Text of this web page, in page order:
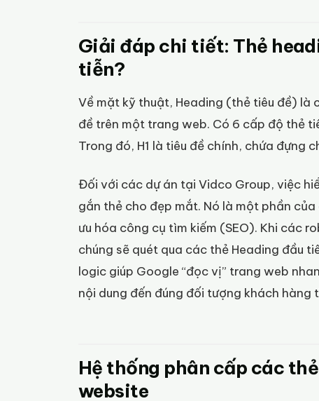
Giải đáp chi tiết: Thẻ
tiễn?
Về mặt kỹ thuật, Heading (thẻ tiêu đề) là
đề trên một trang web. Có 6 cấp độ thẻ
Trong đó, H1 là tiêu đề chính, chứa đựng
Đối với các dự án tại Vidco Group, việc
gắn thẻ cho đẹp mắt. Nó là một phần
ưu hóa công cụ tìm kiếm (SEO). Khi các
chúng sẽ quét qua các thẻ Heading đầu
logic giúp Google “đọc vị” trang web
nội dung đến đúng đối tượng khách hàng
Hệ thống phân cấp các
website